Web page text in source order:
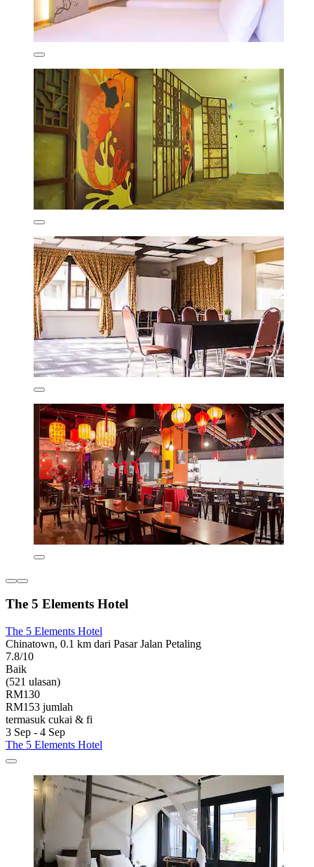
The 5 Elements Hotel
The 5 Elements Hotel
Chinatown, 0.1 km dari Pasar Jalan Petaling
7.8/10
Baik
(521 ulasan)
RM130
RM153 jumlah
termasuk cukai & fi
3 Sep - 4 Sep
The 5 Elements Hotel